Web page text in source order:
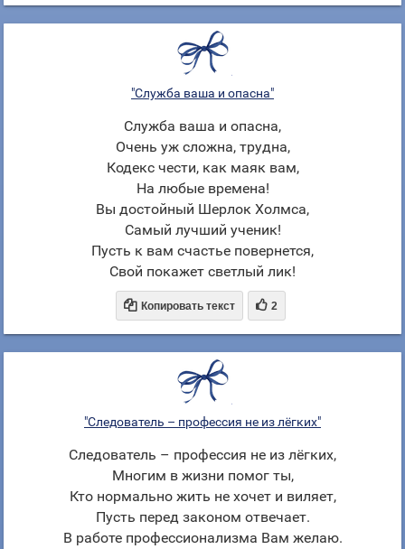
"Служба ваша и опасна"
Служба ваша и опасна,
Очень уж сложна, трудна,
Кодекс чести, как маяк вам,
На любые времена!
Вы достойный Шерлок Холмса,
Самый лучший ученик!
Пусть к вам счастье повернется,
Свой покажет светлый лик!
 Копировать текст  2
"Следователь – профессия не из лёгких"
Следователь – профессия не из лёгких,
Многим в жизни помог ты,
Кто нормально жить не хочет и виляет,
Пусть перед законом отвечает.
В работе профессионализма Вам желаю.